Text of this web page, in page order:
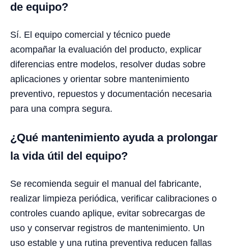
de equipo?
Sí. El equipo comercial y técnico puede
acompañar la evaluación del producto, explicar
diferencias entre modelos, resolver dudas sobre
aplicaciones y orientar sobre mantenimiento
preventivo, repuestos y documentación necesaria
para una compra segura.
¿Qué mantenimiento ayuda a prolongar
la vida útil del equipo?
Se recomienda seguir el manual del fabricante,
realizar limpieza periódica, verificar calibraciones o
controles cuando aplique, evitar sobrecargas de
uso y conservar registros de mantenimiento. Un
uso estable y una rutina preventiva reducen fallas